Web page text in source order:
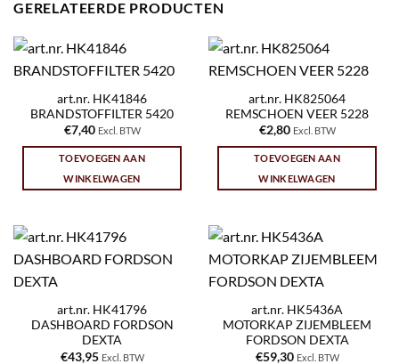
GERELATEERDE PRODUCTEN
art.nr. HK41846
BRANDSTOFFILTER 5420
€7,40 Excl. BTW
TOEVOEGEN AAN
WINKELWAGEN
art.nr. HK825064
REMSCHOEN VEER 5228
€2,80 Excl. BTW
TOEVOEGEN AAN
WINKELWAGEN
art.nr. HK41796
DASHBOARD FORDSON
DEXTA
€43,95 Excl. BTW
art.nr. HK5436A
MOTORKAP ZIJEMBLEEM
FORDSON DEXTA
€59,30 Excl. BTW